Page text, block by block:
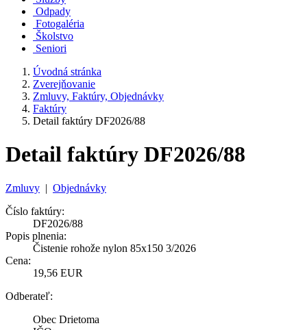
Odpady
Fotogaléria
Školstvo
Seniori
Úvodná stránka
Zverejňovanie
Zmluvy, Faktúry, Objednávky
Faktúry
Detail faktúry DF2026/88
Detail faktúry DF2026/88
Zmluvy | Objednávky
Číslo faktúry:
DF2026/88
Popis plnenia:
Čistenie rohože nylon 85x150 3/2026
Cena:
19,56 EUR
Odberateľ:
Obec Drietoma